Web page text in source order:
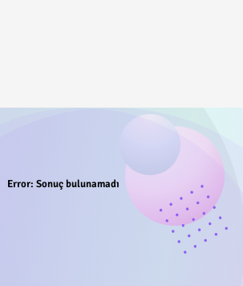
Error: Sonuç bulunamadı